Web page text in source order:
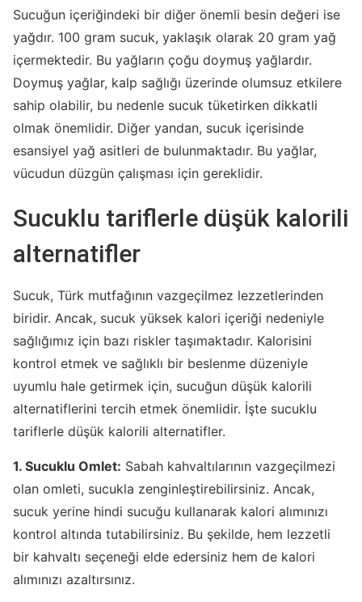
Sucuğun içeriğindeki bir diğer önemli besin değeri ise
yağdır. 100 gram sucuk, yaklaşık olarak 20 gram yağ
içermektedir. Bu yağların çoğu doymuş yağlardır.
Doymuş yağlar, kalp sağlığı üzerinde olumsuz etkilere
sahip olabilir, bu nedenle sucuk tüketirken dikkatli
olmak önemlidir. Diğer yandan, sucuk içerisinde
esansiyel yağ asitleri de bulunmaktadır. Bu yağlar,
vücudun düzgün çalışması için gereklidir.
Sucuklu tariflerle düşük kalorili
alternatifler
Sucuk, Türk mutfağının vazgeçilmez lezzetlerinden
biridir. Ancak, sucuk yüksek kalori içeriği nedeniyle
sağlığımız için bazı riskler taşımaktadır. Kalorisini
kontrol etmek ve sağlıklı bir beslenme düzeniyle
uyumlu hale getirmek için, sucuğun düşük kalorili
alternatiflerini tercih etmek önemlidir. İşte sucuklu
tariflerle düşük kalorili alternatifler.
1. Sucuklu Omlet: Sabah kahvaltılarının vazgeçilmezi
olan omleti, sucukla zenginleştirebilirsiniz. Ancak,
sucuk yerine hindi sucuğu kullanarak kalori alımınızı
kontrol altında tutabilirsiniz. Bu şekilde, hem lezzetli
bir kahvaltı seçeneği elde edersiniz hem de kalori
alımınızı azaltırsınız.